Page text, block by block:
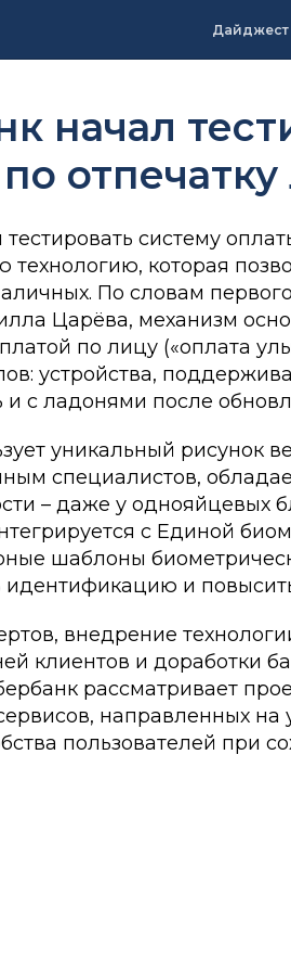
Дайджест
начал
систему
технологию, которая
По словам
Царёва, механизм
по лицу («оплата
устройства,
и с ладонями после
уникальный рисунок
специалистов,
– даже у однояйцевых
с Единой
шаблоны
и
внедрение
клиентов и доработки
рассматривает
направленных
пользователей при